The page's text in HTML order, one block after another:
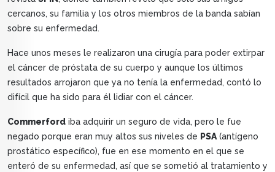
cercanos, su familia y los otros miembros de la banda sabían
sobre su enfermedad.
Hace unos meses le realizaron una cirugía para poder extirpar
el cáncer de próstata de su cuerpo y aunque los últimos
resultados arrojaron que ya no tenía la enfermedad, contó lo
difícil que ha sido para él lidiar con el cáncer.
Commerford iba adquirir un seguro de vida, pero le fue
negado porque eran muy altos sus niveles de PSA(antígeno
prostático específico), fue en ese momento en el que se
enteró de su enfermedad, así que se sometió al tratamiento y